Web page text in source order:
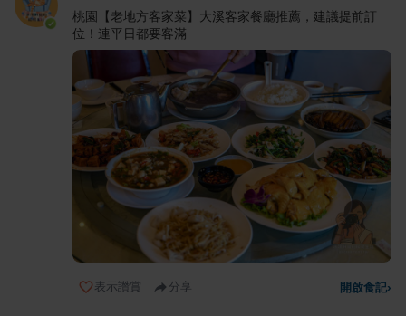
桃園【老地方客家菜】大溪客家餐廳推薦，建議提前訂
位！連平日都要客滿
表示讚賞 分享 開啟食記›